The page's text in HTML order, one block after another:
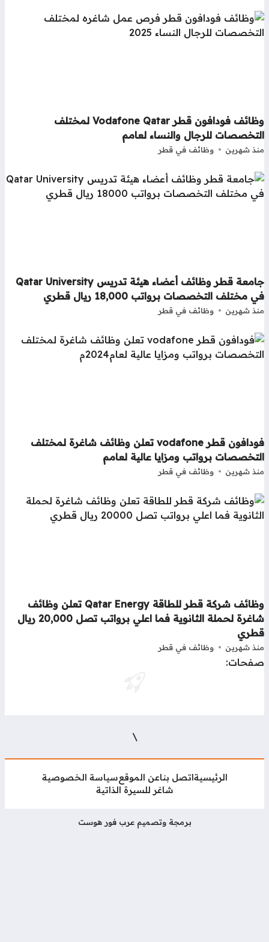
وظائف فودافون قطر Vodafone Qatar لمختلف
للرجال والنساء لعامم
شهرين وظائف في قطر
جامعة قطر وظائف أعضاء هيئة تدريس Qatar University
مختلف التخصصات برواتب 18,000 ريال قطري
شهرين وظائف في قطر
فودافون قطر vodafone تعلن وظائف شاغرة لمختلف
برواتب ومزايا عالية لعامم
شهرين وظائف في قطر
وظائف شركة قطر للطاقة Qatar Energy تعلن وظائف
شاغرة لحملة الثانوية فما اعلي برواتب تصل 20,000 ريال
شهرين وظائف في قطر
الرئيسيةاتصل بنا عن الموقعسياسة الخصوصية
شاغر للسيرة الذاتية
برمجة وتصميم عرب فور هوست